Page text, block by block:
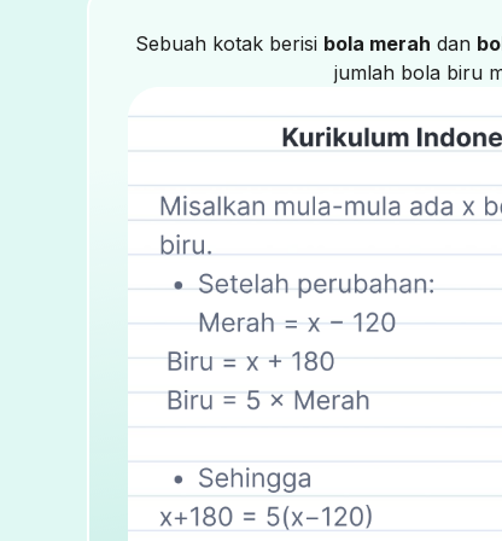
Sebuah kotak berisi bola merah dan
jumlah bola biru